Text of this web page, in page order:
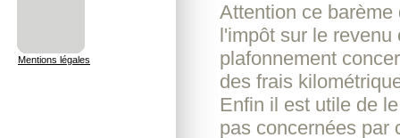
Mentions légales
Attention ce
l'impôt sur le
plafonnement
des frais
Enfin il est utile de
pas concernées par